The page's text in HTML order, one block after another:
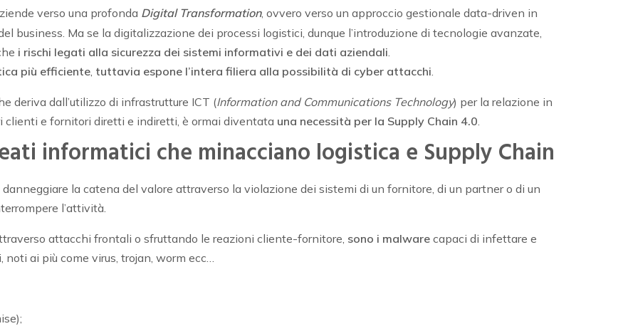
verso una profonda Digital Transformation, ovvero verso un approccio gestionale data-driven in
business. Ma se la digitalizzazione dei processi logistici, dunque l’introduzione di tecnologie avanzate,
i rischi legati alla sicurezza dei sistemi informativi e dei dati aziendali.
più efficiente, tuttavia espone l’intera filiera alla possibilità di cyber attacchi.
deriva dall’utilizzo di infrastrutture ICT (Information and Communications Technology) per la relazione in
e fornitori diretti e indiretti, è ormai diventata una necessità per la Supply Chain 4.0.
informatici che minacciano logistica e Supply Chain
la catena del valore attraverso la violazione dei sistemi di un fornitore, di un partner o di un
l’attività.
attacchi frontali o sfruttando le reazioni cliente-fornitore, sono i malware capaci di infettare e
ai più come virus, trojan, worm ecc…